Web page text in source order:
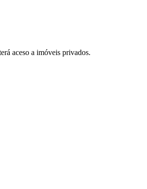
aceso a imóveis privados.